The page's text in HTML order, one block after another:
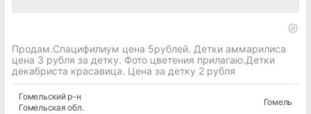
Продам.Спацифилиум цена 5рублей. Детки аммарилиса
цена 3 рубля за детку. Фото цветения прилагаю.Детки
декабриста красавица. Цена за детку 2 рубля
Гомельскийр-н
Гомельская обл.
Гомель